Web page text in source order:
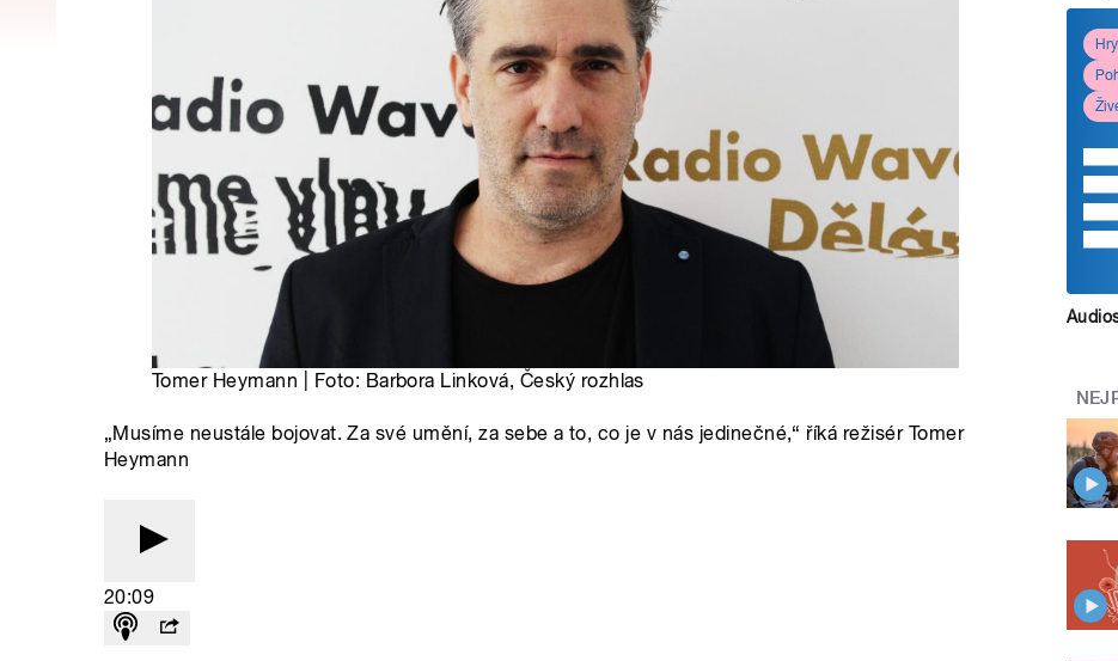
Tomer Heymann | Foto: Barbora Linková, Český rozhlas
„Musíme neustále bojovat. Za své umění, za sebe a to, co je v nás jedinečné,“ říká režisér Tomer
Heymann
20:09